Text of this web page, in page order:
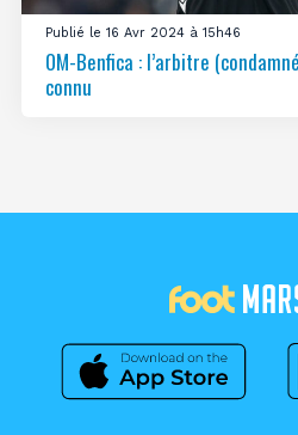
Publié le 16 Avr 2024 à 15h46
OM-Benfica : l’arbitre
connu